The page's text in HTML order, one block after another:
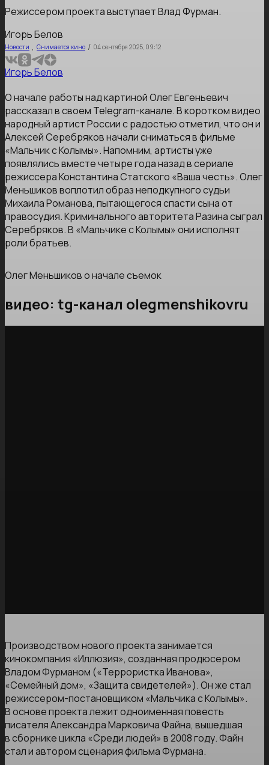
Режиссером проекта выступает Влад Фурман.
Игорь Белов
Новости , Снимается кино / 04 сентября 2025, 09:12
Игорь Белов
О начале работы над картиной Олег Евгеньевич
рассказал в своем Telegram-канале. В коротком видео
народный артист России с радостью отметил, что он и
Алексей Серебряков начали сниматься в фильме
«Мальчик с Колымы».Напомним, артисты уже
появлялись вместе четыре года назад в сериале
режиссера Константина Статского «Ваша честь». Олег
Меньшиков воплотил образ неподкупного судьи
Михаила Романова, пытающегося спасти сына от
правосудия. Криминального авторитета Разина сыграл
Серебряков. В «Мальчике с Колымы» они исполнят
роли братьев.
Олег Меньшиков о начале съемок
видео: tg-канал olegmenshikovru
Производством нового проекта занимается
кинокомпания «Иллюзия», созданная продюсером
Владом Фурманом («Террористка Иванова»,
«Семейный дом», «Защита свидетелей»). Он же стал
режиссером-постановщиком «Мальчика с Колымы».
В основе проекта лежит одноименная повесть
писателя Александра Марковича Файна, вышедшая
в сборнике цикла «Среди людей» в 2008 году. Файн
стал и автором сценария фильма Фурмана.